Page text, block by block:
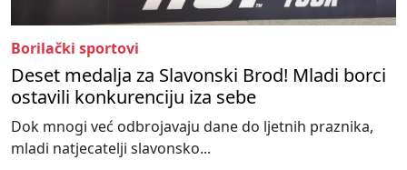
Borilački sportovi
Deset medalja za Slavonski Brod! Mladi borci
ostavili konkurenciju iza sebe
Dok mnogi već odbrojavaju dane do ljetnih praznika,
mladi natjecatelji slavonsko...